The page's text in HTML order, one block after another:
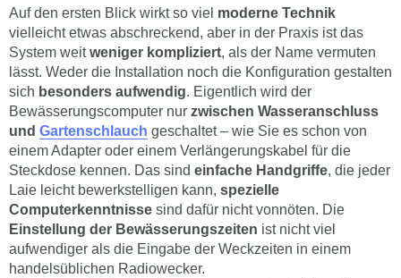
Auf den ersten Blick wirkt so viel moderne Technik
vielleicht etwas abschreckend, aber in der Praxis ist das
System weitweniger kompliziert, als der Name vermuten
lässt. Weder die Installation noch die Konfiguration gestalten
sich besonders aufwendig. Eigentlich wird der
Bewässerungscomputer nur zwischen Wasseranschluss
und Gartenschlauch geschaltet – wie Sie es schon von
einem Adapter oder einem Verlängerungskabel für die
Steckdose kennen. Das sind einfache Handgriffe, die jeder
Laie leicht bewerkstelligen kann, spezielle
Computerkenntnisse sind dafür nicht vonnöten. Die
Einstellung der Bewässerungszeiten ist nicht viel
aufwendiger als die Eingabe der Weckzeiten in einem
handelsüblichen Radiowecker.